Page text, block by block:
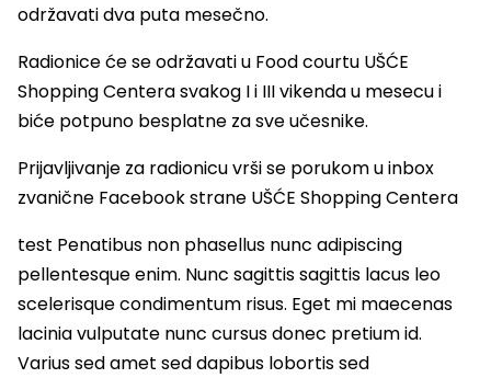
održavati dva puta mesečno.
Radionice će se održavati u Food courtu UŠĆE
Shopping Centera svakog I i III vikenda u mesecu i
biće potpuno besplatne za sve učesnike.
Prijavljivanje za radionicu vrši se porukom u inbox
zvanične Facebook strane UŠĆE Shopping Centera
test Penatibus non phasellus nunc adipiscing
pellentesque enim. Nunc sagittis sagittis lacus leo
scelerisque condimentum risus. Eget mi maecenas
lacinia vulputate nunc cursus donec pretium id.
Varius sed amet sed dapibus lobortis sed